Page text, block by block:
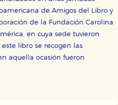
de Amigos del Libro y
de la Fundación Carolina
en cuya sede tuvieron
libro se recogen las
aquella ocasión fueron
hacerlo desde el
es posible que algunas
analíticas
mejorar su experiencia
el funcionamiento de
que reconfigurarlos cada
es agregada y, por lo